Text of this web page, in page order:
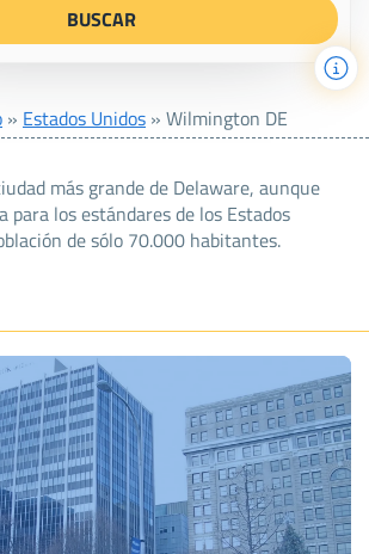
» Estados Unidos » Wilmington DE
más grande de Delaware, aunque
para los estándares de los Estados
de sólo 70.000 habitantes.